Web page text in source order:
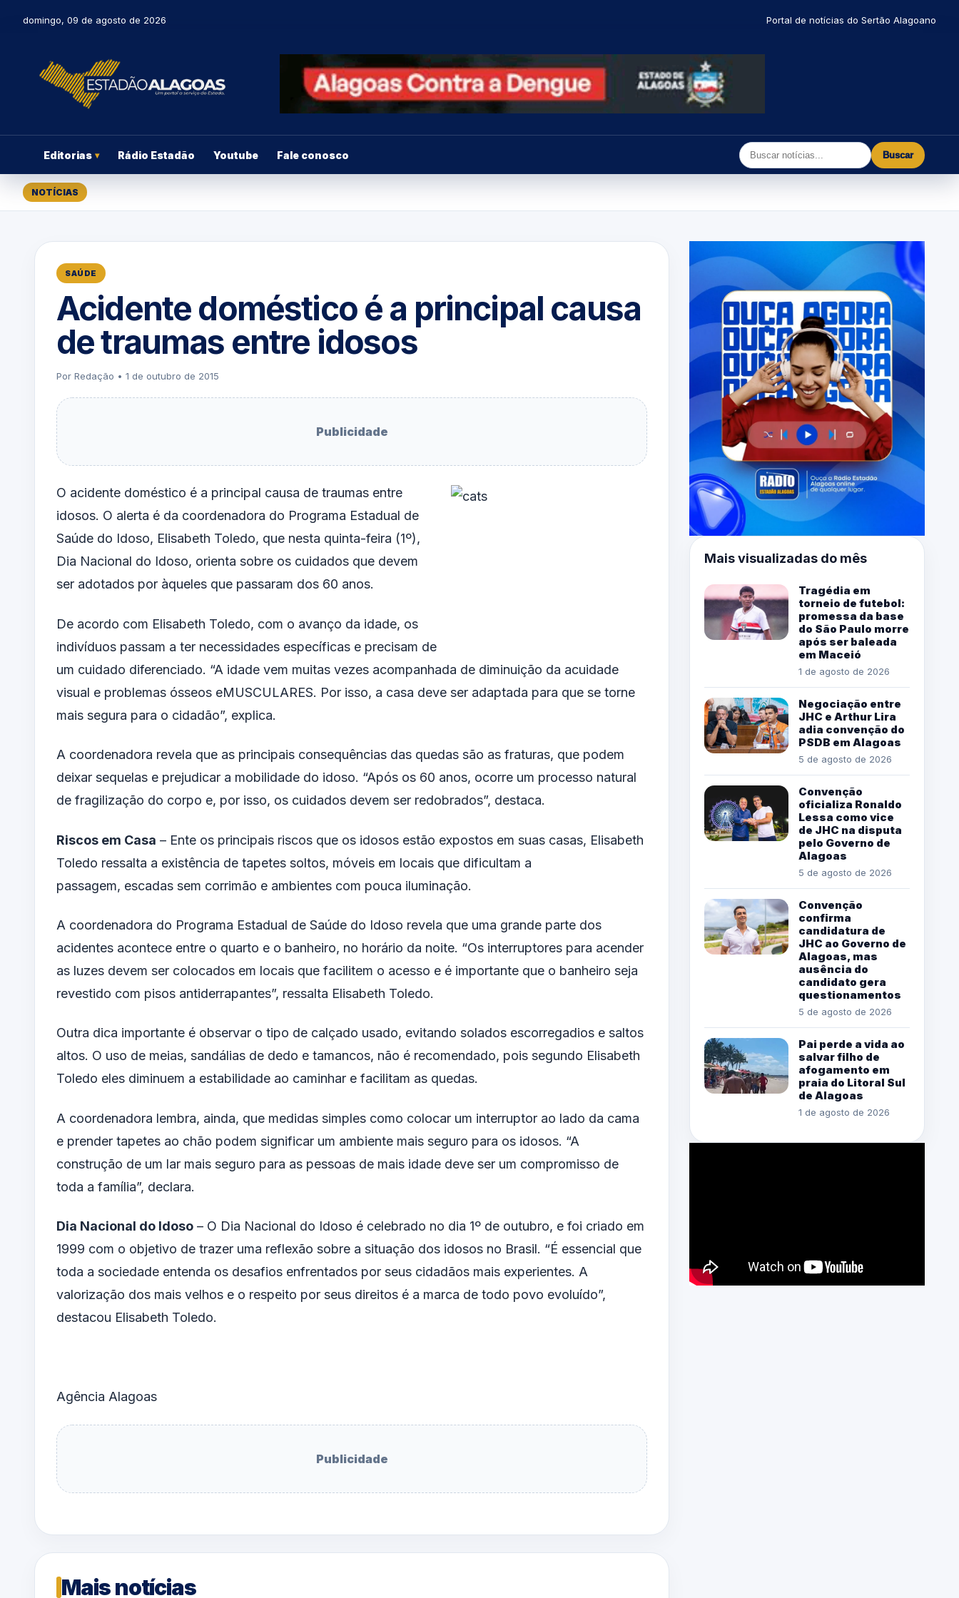
domingo, 09 de agosto de 2026 Portal de notícias do Sertão Alagoano
Editorias ▾ Rádio Estadão Youtube Fale conosco Buscar
NOTÍCIAS
SAÚDE
Acidente doméstico é a principal causa
de traumas entre idosos
Por Redação • 1 de outubro de 2015
Publicidade
O acidente doméstico é a principal causa de traumas entre
idosos. O alerta é da coordenadora do Programa Estadual de
Saúde do Idoso, Elisabeth Toledo, que nesta quinta-feira (1º),
Dia Nacional do Idoso, orienta sobre os cuidados que devem
ser adotados por àqueles que passaram dos 60 anos.
De acordo com Elisabeth Toledo, com o avanço da idade, os
indivíduos passam a ter necessidades específicas e precisam de
um cuidado diferenciado. “A idade vem muitas vezes acompanhada de diminuição da acuidade
visual e problemas ósseos eMUSCULARES. Por isso, a casa deve ser adaptada para que se torne
mais segura para o cidadão”, explica.
A coordenadora revela que as principais consequências das quedas são as fraturas, que podem
deixar sequelas e prejudicar a mobilidade do idoso. “Após os 60 anos, ocorre um processo natural
de fragilização do corpo e, por isso, os cuidados devem ser redobrados”, destaca.
Riscos em Casa – Ente os principais riscos que os idosos estão expostos em suas casas, Elisabeth
Toledo ressalta a existência de tapetes soltos, móveis em locais que dificultam a
passagem, escadas sem corrimão e ambientes com pouca iluminação.
A coordenadora do Programa Estadual de Saúde do Idoso revela que uma grande parte dos
acidentes acontece entre o quarto e o banheiro, no horário da noite. “Os interruptores para acender
as luzes devem ser colocados em locais que facilitem o acesso e é importante que o banheiro seja
revestido com pisos antiderrapantes”, ressalta Elisabeth Toledo.
Outra dica importante é observar o tipo de calçado usado, evitando solados escorregadios e saltos
altos. O uso de meias, sandálias de dedo e tamancos, não é recomendado, pois segundo Elisabeth
Toledo eles diminuem a estabilidade ao caminhar e facilitam as quedas.
A coordenadora lembra, ainda, que medidas simples como colocar um interruptor ao lado da cama
e prender tapetes ao chão podem significar um ambiente mais seguro para os idosos. “A
construção de um lar mais seguro para as pessoas de mais idade deve ser um compromisso de
toda a família”, declara.
Dia Nacional do Idoso – O Dia Nacional do Idoso é celebrado no dia 1º de outubro, e foi criado em
1999 com o objetivo de trazer uma reflexão sobre a situação dos idosos no Brasil. “É essencial que
toda a sociedade entenda os desafios enfrentados por seus cidadãos mais experientes. A
valorização dos mais velhos e o respeito por seus direitos é a marca de todo povo evoluído”,
destacou Elisabeth Toledo.
Agência Alagoas
Publicidade
Mais notícias
Mais visualizadas do mês
Tragédia em
torneio de futebol:
promessa da base
do São Paulo morre
após ser baleada
em Maceió
1 de agosto de 2026
Negociação entre
JHC e Arthur Lira
adia convenção do
PSDB em Alagoas
5 de agosto de 2026
Convenção
oficializa Ronaldo
Lessa como vice
de JHC na disputa
pelo Governo de
Alagoas
5 de agosto de 2026
Convenção
confirma
candidatura de
JHC ao Governo de
Alagoas, mas
ausência do
candidato gera
questionamentos
5 de agosto de 2026
Pai perde a vida ao
salvar filho de
afogamento em
praia do Litoral Sul
de Alagoas
1 de agosto de 2026